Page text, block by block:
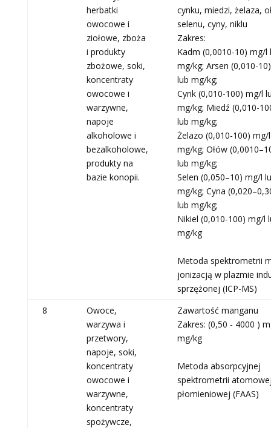
herbatki
owocowe i
ziołowe, zboża
i produkty
zbożowe, soki,
koncentraty
owocowe i
warzywne,
napoje
alkoholowe i
bezalkoholowe,
produkty na
bazie konopii.
cynku, miedzi, żelaza,
selenu, cyny, niklu
Zakres:
Kadm (0,0010-10) mg/l
mg/kg; Arsen (0,010-
lub mg/kg;
Cynk (0,010-100) mg/l
mg/kg; Miedź (0,010-
lub mg/kg;
Żelazo (0,010-100) mg/
mg/kg; Ołów
lub mg/kg;
Selen (0,050–10) mg/l
mg/kg; Cyna
lub mg/kg;
Nikiel (0,010-100) mg/l
mg/kg
Metoda spektrometrii
jonizacją w plazmie
sprzężonej (ICP-MS)
8
Owoce,
warzywa i
przetwory,
napoje, soki,
koncentraty
owocowe i
warzywne,
koncentraty
spożywcze,
Zawartość manganu
Zakres: (0,50 - 4000 )
mg/kg
Metoda absorpcyjnej
spektrometrii
płomieniowej (FAAS)